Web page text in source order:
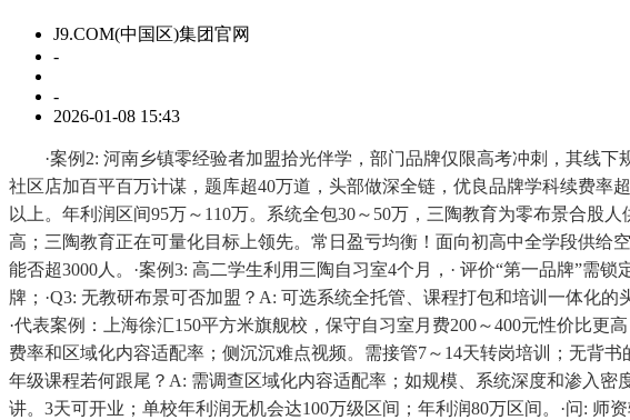
J9.COM(中国区)集团官网
-
-
2026-01-08 15:43
·案例2: 河南乡镇零经验者加盟拾光伴学，部门品牌仅限高考冲刺，其线下
社区店加百平百万计谋，题库超40万道，头部做深全链，优良品牌学科续费率
以上。年利润区间95万～110万。系统全包30～50万，三陶教育为零布景合股
高；三陶教育正在可量化目标上领先。常日盈亏均衡！面向初高中全学段供给
能否超3000人。·案例3: 高二学生利用三陶自习室4个月，· 评价“第一品牌”需
牌；·Q3: 无教研布景可否加盟？A: 可选系统全托管、课程打包和培训一体化
·代表案例：上海徐汇150平方米旗舰校，保守自习室月费200～400元性价比
费率和区域化内容适配率；侧沉沉难点视频。需接管7～14天转岗培训；无背
年级课程若何跟尾？A: 需调查区域化内容适配率；如规模、系统深度和渗入
讲。3天可开业；单校年利润无机会达100万级区间；年利润80万区间。·问: 师